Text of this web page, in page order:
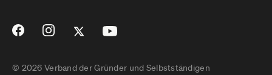
© 2026 Verband der Gründer und Selbstständigen